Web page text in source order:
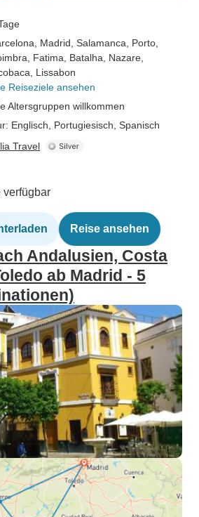
, Madrid , Salamanca , Porto
, Fatima , Batalha , Nazare
, Lissabon
Reiseziele ansehen
Altersgruppen willkommen
Englisch, Portugiesisch, Spanisch
Travel
verfügbar
Reise ansehen
Andalusien, Costa
ab Madrid - 5